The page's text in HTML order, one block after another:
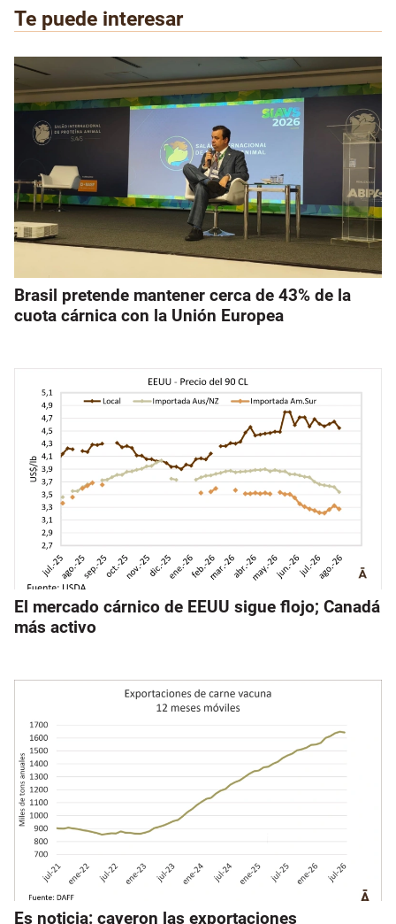
Te puede interesar
Brasil pretende mantener cerca de 43% de la
cuota cárnica con la Unión Europea
El mercado cárnico de EEUU sigue flojo; Canadá
más activo
Es noticia: cayeron las exportaciones